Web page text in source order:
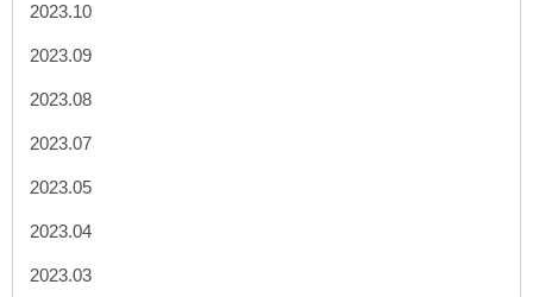
2023.10
2023.09
2023.08
2023.07
2023.05
2023.04
2023.03